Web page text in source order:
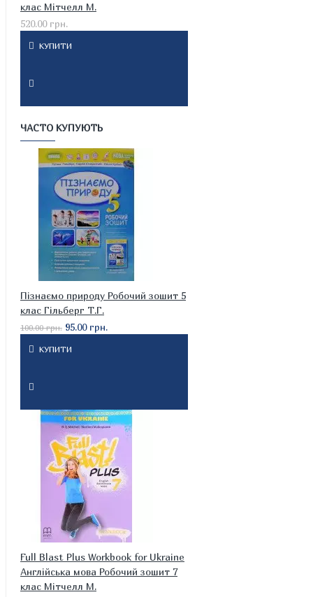
клас Мітчелл М.
520.00 грн.
КУПИТИ
ЧАСТО КУПУЮТЬ
Пізнаємо природу Робочий зошит 5
клас Гільберг Т.Г.
100.00 грн. 95.00 грн.
КУПИТИ
Full Blast Plus Workbook for Ukraine
Англійська мова Робочий зошит 7
клас Мітчелл М.